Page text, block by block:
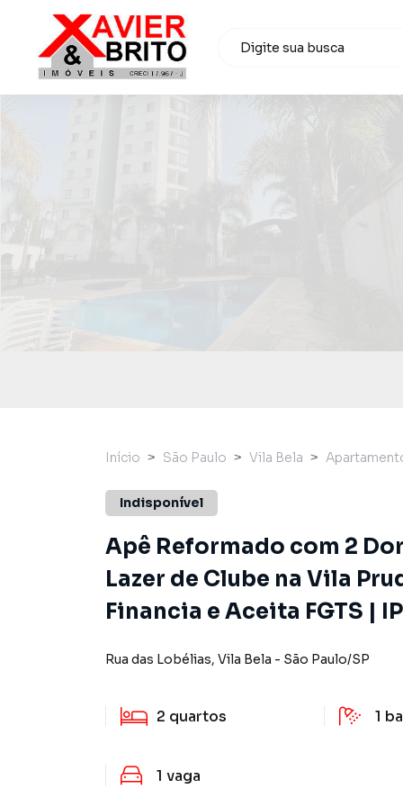
Início São Paulo Vila Bela
Indisponível
Apê Reformado com 2
Lazer de Clube na Vila
Financia e Aceita FGTS |
Rua das Lobélias, Vila Bela - São Paulo/SP
2 quartos 1
1 vaga